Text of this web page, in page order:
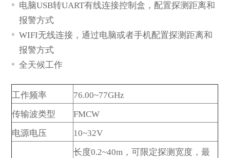
电脑USB转UART有线连接控制盒，配置探测距离和
报警方式
WIFI无线连接，通过电脑或者手机配置探测距离和
报警方式
全天候工作
工作频率
76.00~77GHz
传输波类型
FMCW
电源电压
10~32V
长度0.2~40m，可限定探测宽度，最